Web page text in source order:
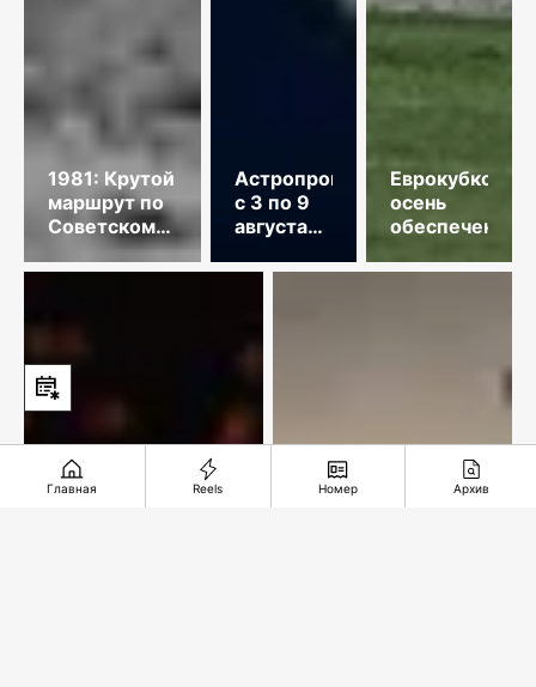
1981: Крутой
маршрут по
Советскому
Союзу
Астропрогноз
с 3 по 9
августа
года
Еврокубковая
осень
обеспечена
Главная Reels Номер Архив